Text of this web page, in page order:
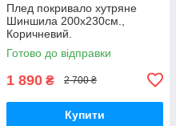
Плед покривало хутряне
Шиншила 200х230см.,
Коричневий.
Готово до відправки
1 890 ₴ 2 700 ₴
Купити